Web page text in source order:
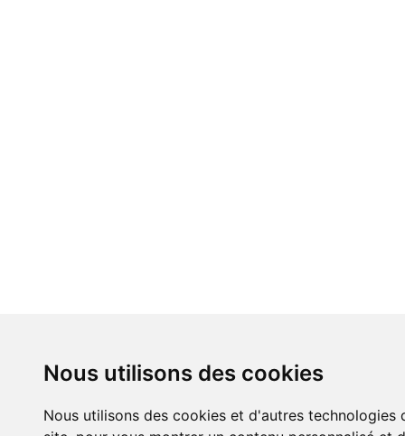
Nous utilisons des cookies
Nous utilisons des cookies et d'autres